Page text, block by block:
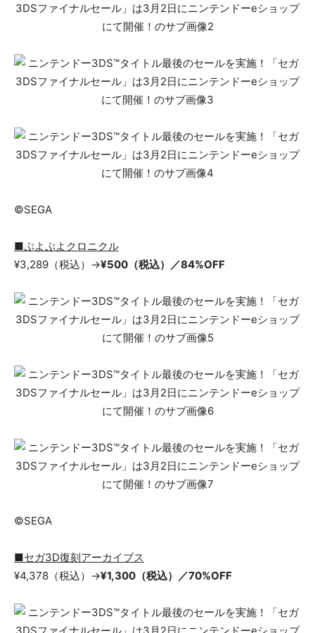
©SEGA
■ぷよぷよクロニクル
¥3,289（税込）→¥500（税込）／84%OFF
©SEGA
■セガ3D復刻アーカイブス
¥4,378（税込）→¥1,300（税込）／70%OFF